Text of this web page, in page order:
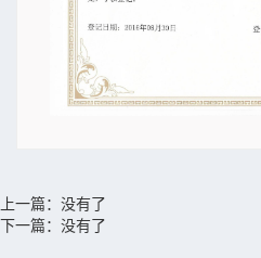
上一篇：没有了
下一篇：没有了